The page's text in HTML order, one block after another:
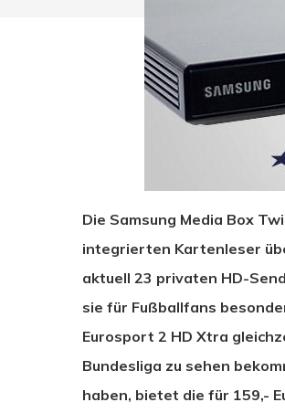
Drücken Sie Enter zum
Die Samsung Media Box
integrierten Kartenleser
aktuell 23 privaten HD-
sie für Fußballfans
Eurosport 2 HD Xtra
Bundesliga zu sehen
haben, bietet die für 159,-